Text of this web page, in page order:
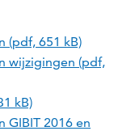
(pdf, 651 kB)
wijzigingen (pdf,
kB)
GIBIT 2016 en